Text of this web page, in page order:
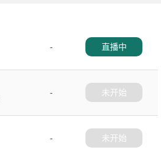
-
直播中
-
未开始
-
未开始